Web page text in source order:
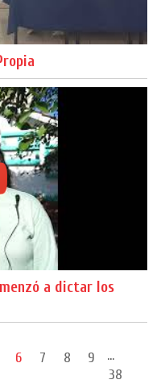
a dictar los
6 7 8 9
...
38